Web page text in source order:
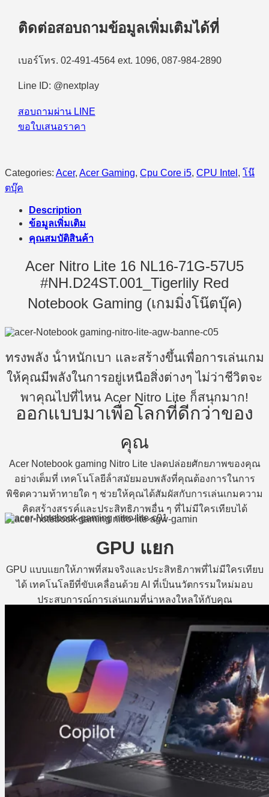
ติดต่อสอบถามข้อมูลเพิ่มเติมได้ที่
เบอร์โทร. 02-491-4564 ext. 1096, 087-984-2890
Line ID: @nextplay
สอบถามผ่าน LINE
ขอใบเสนอราคา
Categories: Acer, Acer Gaming, Cpu Core i5, CPU Intel , โน๊
ตบุ๊ค
Description
ข้อมูลเพิ่มเติม
คุณสมบัติสินค้า
Acer Nitro Lite 16 NL16-71G-57U5
#NH.D24ST.001_Tigerlily Red
Notebook Gaming (เกมมิ่งโน๊ตบุ๊ค)
ทรงพลัง น้ําหนักเบา และสร้างขึ้นเพื่อการเล่นเกม
ให้คุณมีพลังในการอยู่เหนือสิ่งต่างๆ ไม่ว่าชีวิตจะ
พาคุณไปที่ไหน Acer Nitro Lite ก็สนุกมาก!
ออกแบบมาเพื่อโลกที่ดีกว่าของ
คุณ
Acer Notebook gaming Nitro Lite ปลดปล่อยศักยภาพของคุณ
อย่างเต็มที่ เทคโนโลยีล้ําสมัยมอบพลังที่คุณต้องการในการ
พิชิตความท้าทายใด ๆ ช่วยให้คุณได้สัมผัสกับการเล่นเกมความ
คิดสร้างสรรค์และประสิทธิภาพอื่น ๆ ที่ไม่มีใครเทียบได้
GPU แยก
GPU แบบแยกให้ภาพที่สมจริงและประสิทธิภาพที่ไม่มีใครเทียบ
ได้ เทคโนโลยีที่ขับเคลื่อนด้วย AI ที่เป็นนวัตกรรมใหม่มอบ
ประสบการณ์การเล่นเกมที่น่าหลงใหลให้กับคุณ